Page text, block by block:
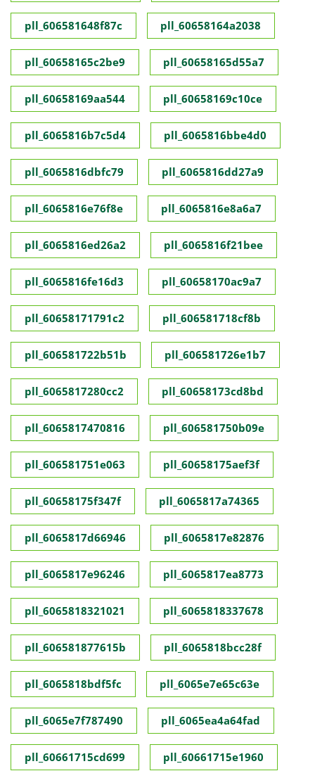
pll_606581648f87c pll_60658164a2038
pll_60658165c2be9 pll_60658165d55a7
pll_60658169aa544 pll_60658169c10ce
pll_6065816b7c5d4 pll_6065816bbe4d0
pll_6065816dbfc79 pll_6065816dd27a9
pll_6065816e76f8e pll_6065816e8a6a7
pll_6065816ed26a2 pll_6065816f21bee
pll_6065816fe16d3 pll_60658170ac9a7
pll_60658171791c2 pll_606581718cf8b
pll_606581722b51b pll_606581726e1b7
pll_6065817280cc2 pll_60658173cd8bd
pll_6065817470816 pll_606581750b09e
pll_606581751e063 pll_60658175aef3f
pll_60658175f347f pll_6065817a74365
pll_6065817d66946 pll_6065817e82876
pll_6065817e96246 pll_6065817ea8773
pll_6065818321021 pll_6065818337678
pll_606581877615b pll_6065818bcc28f
pll_6065818bdf5fc pll_6065e7e65c63e
pll_6065e7f787490 pll_6065ea4a64fad
pll_60661715cd699 pll_60661715e1960